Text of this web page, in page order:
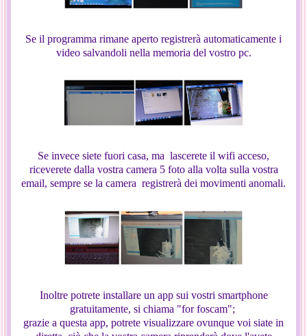
Se il programma rimane aperto registrerà automaticamente i
video salvandoli nella memoria del vostro pc.
Se invece siete fuori casa, ma lascerete il wifi acceso,
riceverete dalla vostra camera 5 foto alla volta sulla vostra
email, sempre se la camera registrerà dei movimenti anomali.
Inoltre potrete installare un app sui vostri smartphone
gratuitamente, si chiama "for foscam";
grazie a questa app, potrete visualizzare ovunque voi siate in